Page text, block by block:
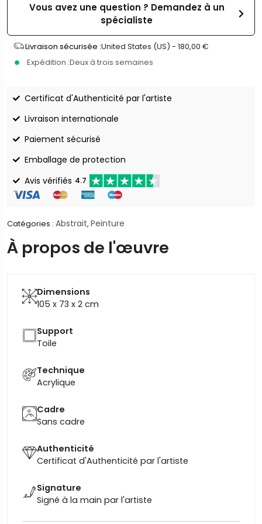
Vous avez une question ? Demandez à un
spécialiste
Livraison sécurisée :United States (US) - 180,00 €
Expédition :Deux à trois semaines
Certificat d'Authenticité par l'artiste
Livraison internationale
Paiement sécurisé
Emballage de protection
Avis vérifiés 4.7
Catégories : Abstrait, Peinture
À propos de l'œuvre
Dimensions
105 x 73 x 2 cm
Support
Toile
Technique
Acrylique
Cadre
Sans cadre
Authenticité
Certificat d'Authenticité par l'artiste
Signature
Signé à la main par l'artiste